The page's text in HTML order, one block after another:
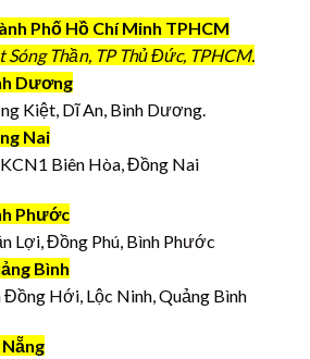
Phố Hồ Chí Minh TPHCM
Sóng Thần, TP Thủ Đức, TPHCM.
Dương
Kiệt, Dĩ An, Bình Dương.
Nai
Biên Hòa, Đồng Nai
Phước
Lợi, Đồng Phú, Bình Phước
Bình
Hới, Lộc Ninh, Quảng Bình